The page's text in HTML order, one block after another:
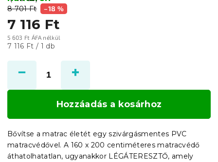
8 701 Ft –18 %
7 116 Ft
5 603 Ft ÁFA nélkül
Egységár:
7 116 Ft / 1 db
Hozzáadás a kosárhoz
Bővítse a matrac életét egy szivárgásmentes PVC
matracvédővel. A 160 x 200 centiméteres matracvédő
áthatolhatatlan, ugyanakkor LÉGÁTERESZTŐ, amely